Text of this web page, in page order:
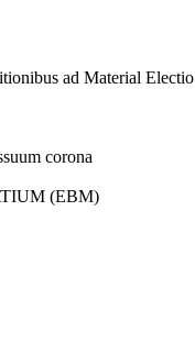
ad Material Electio
corona
(EBM)